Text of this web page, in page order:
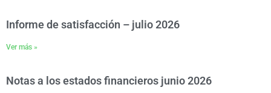
Informe de satisfacción – julio 2026
Ver más »
Notas a los estados financieros junio 2026